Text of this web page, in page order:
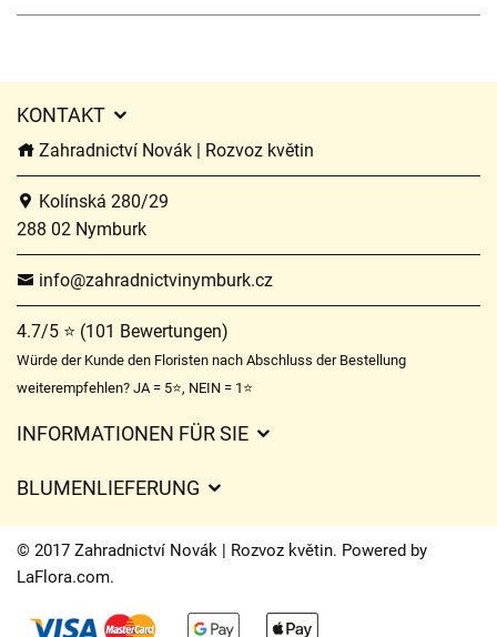
KONTAKT
Zahradnictví Novák | Rozvoz květin
Kolínská 280/29
288 02 Nymburk
info@zahradnictvinymburk.cz
4.7/5 ⭐ (101 Bewertungen)
Würde der Kunde den Floristen nach Abschluss der Bestellung
weiterempfehlen? JA = 5⭐, NEIN = 1⭐
INFORMATIONEN FÜR SIE
Lieferzeiten für Blumen – Übersicht der Möglichkeiten
BLUMENLIEFERUNG
Liefergebühren
Wohin wir Blumen liefern
© 2017 Zahradnictví Novák | Rozvoz květin. Powered by
LaFlora.com.